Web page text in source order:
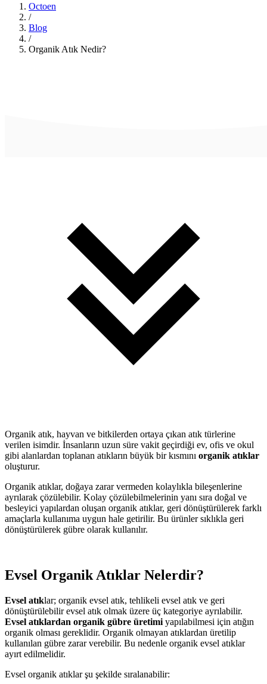
Octoen
/
Blog
/
Organik Atık Nedir?
Organik atık, hayvan ve bitkilerden ortaya çıkan atık türlerine
verilen isimdir. İnsanların uzun süre vakit geçirdiği ev, ofis ve okul
gibi alanlardan toplanan atıkların büyük bir kısmını organik atıklar
oluşturur.
Organik atıklar, doğaya zarar vermeden kolaylıkla bileşenlerine
ayrılarak çözülebilir. Kolay çözülebilmelerinin yanı sıra doğal ve
besleyici yapılardan oluşan organik atıklar, geri dönüştürülerek farklı
amaçlarla kullanıma uygun hale getirilir. Bu ürünler sıklıkla geri
dönüştürülerek gübre olarak kullanılır.
Evsel Organik Atıklar Nelerdir?
Evsel atıklar; organik evsel atık, tehlikeli evsel atık ve geri
dönüştürülebilir evsel atık olmak üzere üç kategoriye ayrılabilir.
Evsel atıklardan organik gübre üretimi yapılabilmesi için atığın
organik olması gereklidir. Organik olmayan atıklardan üretilip
kullanılan gübre zarar verebilir. Bu nedenle organik evsel atıklar
ayırt edilmelidir.
Evsel organik atıklar şu şekilde sıralanabilir: